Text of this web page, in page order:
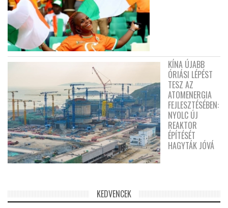
KÍNA ÚJABB
ÓRIÁSI LÉPÉST
TESZ AZ
ATOMENERGIA
FEJLESZTÉSÉBEN:
NYOLC ÚJ
REAKTOR
ÉPÍTÉSÉT
HAGYTÁK JÓVÁ
KEDVENCEK